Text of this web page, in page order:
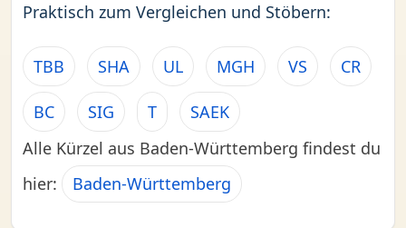
Praktisch zum Vergleichen und Stöbern:
TBB SHA UL MGH VS CR
BC SIG T
SAEK
Alle Kürzel aus Baden-Württemberg findest du
hier:
Baden-Württemberg